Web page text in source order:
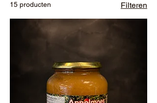
15 producten Filteren